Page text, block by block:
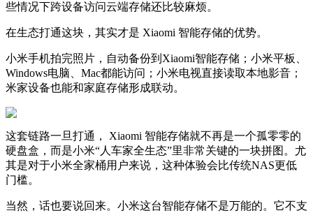
些情况下跨设备访问云端存储还比较麻烦。
在生态打通这块，其实才是 Xiaomi 智能存储的优势。
小米手机拍完照片，自动备份到Xiaomi智能存储；小米平板、
Windows电脑、Mac都能访问；小米电视直接读取本地影音；
米家设备也能和家庭存储形成联动。
这套链路一旦打通， Xiaomi 智能存储就不再是一个孤零零的
硬盘盒，而是小米“人车家全生态”里非常关键的一块拼图。尤
其是对于小米全家桶用户来说，这种体验会比传统NAS更低
门槛。
当然，话也要说回来。小米这台智能存储不是万能的。它不支